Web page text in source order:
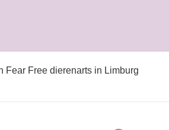
Fear Free dierenarts in Limburg